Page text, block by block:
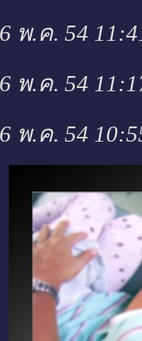
พ.ค. 54
พ.ค. 54
พ.ค. 54